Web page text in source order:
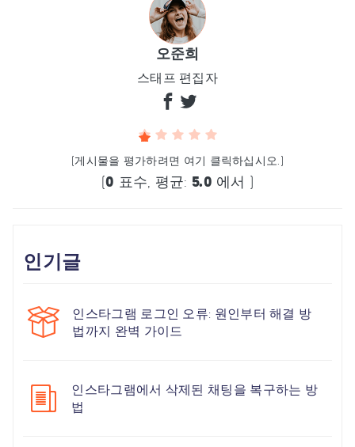
오준희
스태프 편집자
(게시물을 평가하려면 여기 클릭하십시오.)
(0 표수, 평균: 5.0 에서 )
인기글
인스타그램 로그인 오류: 원인부터 해결 방
법까지 완벽 가이드
인스타그램에서 삭제된 채팅을 복구하는 방
법